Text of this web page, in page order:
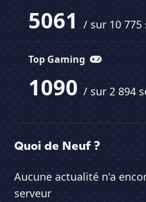
5061 / sur 10 775
Top Gaming
1090 / sur 2 894
Quoi de Neuf ?
Aucune actualité n'a
serveur